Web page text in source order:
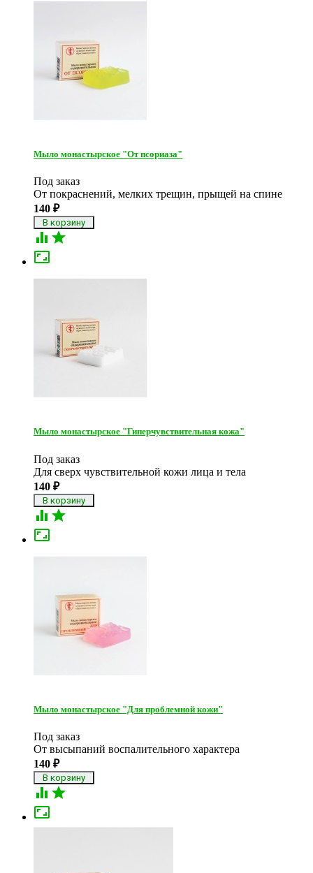
Мыло монастырское "От псориаза"
Под заказ
От покраснений, мелких трещин, прыщей на спине
140 ₽
 

Мыло монастырское "Гиперчувствительная кожа"
Под заказ
Для сверх чувствительной кожи лица и тела
140 ₽
 

Мыло монастырское "Для проблемной кожи"
Под заказ
От высыпаний воспалительного характера
140 ₽
 
